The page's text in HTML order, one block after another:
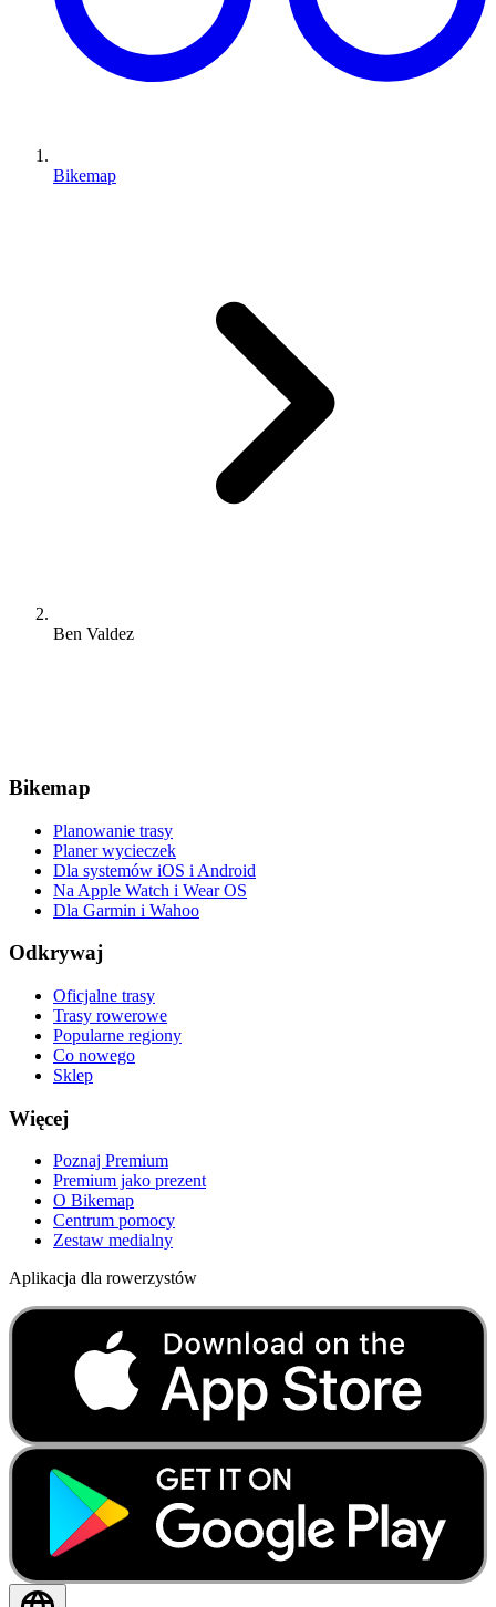
Bikemap
Ben Valdez
Bikemap
Planowanie trasy
Planer wycieczek
Dla systemów iOS i Android
Na Apple Watch i Wear OS
Dla Garmin i Wahoo
Odkrywaj
Oficjalne trasy
Trasy rowerowe
Popularne regiony
Co nowego
Sklep
Więcej
Poznaj Premium
Premium jako prezent
O Bikemap
Centrum pomocy
Zestaw medialny
Aplikacja dla rowerzystów